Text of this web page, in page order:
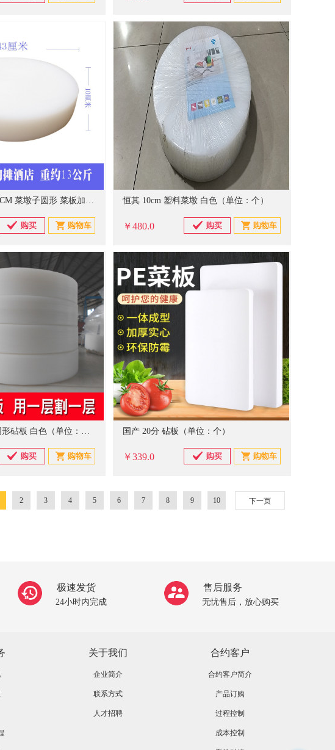
国产 43CM*厚10CM 菜墩子圆形 菜板加厚PE砧板 （单位：个） 恒其 10cm 塑料菜墩 白色（单位：个）
￥480.0
国产 20厘米 厚圆形砧板 白色（单位：个） 国产 20分 砧板（单位：个）
￥339.0
2 3 4 5 6 7 8 9 10 下一页
极速发货
24小时内完成
售后服务
无忧售后，放心购买
关于我们
企业简介
联系方式
人才招聘
合约客户
合约客户简介
产品订购
过程控制
成本控制